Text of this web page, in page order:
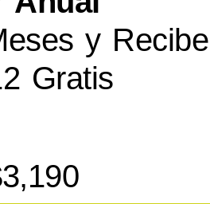
y Recibe
Gratis